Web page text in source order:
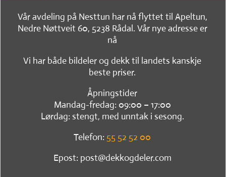
Vår avdeling på Nesttun har nå flyttet til Apeltun,
Nedre Nøttveit 60, 5238 Rådal. Vår nye adresse er
nå
Vi har både bildeler og dekk til landets kanskje
beste priser.
Åpningstider
Mandag-fredag: 09:00 – 17:00
Lørdag: stengt, med unntak i sesong.
Telefon: 55 52 52 00
Epost: post@dekkogdeler.com